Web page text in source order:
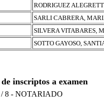
RODRIGUEZ
SARLI CABRERA,
SILVERA VITABARES,
SOTTO GAYOSO,
inscriptos a examen
8 - NOTARIADO